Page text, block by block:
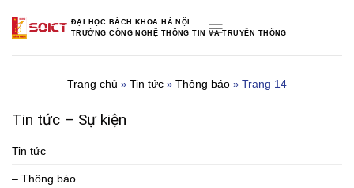
content
ĐẠI HỌC BÁCH KHOA HÀ NỘI
TRƯỜNG CÔNG NGHỆ THÔNG TIN VÀ TRUYỀN THÔNG
Trang chủ » Tin tức » Thông báo » Trang 14
Tin tức – Sự kiện
Tin tức
– Thông báo